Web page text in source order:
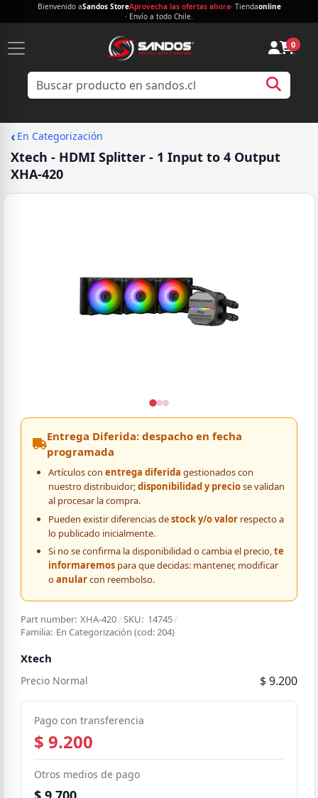
Bienvenido aSandos StoreAprovecha las ofertas ahora· Tiendaonline
· Envío a todo Chile.
0
‹ En Categorización
Xtech - HDMI Splitter - 1 Input to 4 Output
XHA-420
Entrega Diferida: despacho en fecha
programada
Artículos con entrega diferida gestionados con
nuestro distribuidor;disponibilidad y preciose validan
al procesar la compra.
Pueden existir diferencias destock y/o valorrespecto a
lo publicado inicialmente.
Si no se confirma la disponibilidad o cambia el precio,te
informaremospara que decidas: mantener, modificar
oanularcon reembolso.
Part number: XHA-420/SKU: 14745/
Familia: En Categorización (cod:204)
Xtech
Precio Normal $ 9.200
Pago con transferencia
$ 9.200
Otros medios de pago